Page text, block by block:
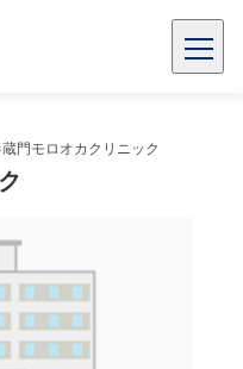
門モロオカクリニック